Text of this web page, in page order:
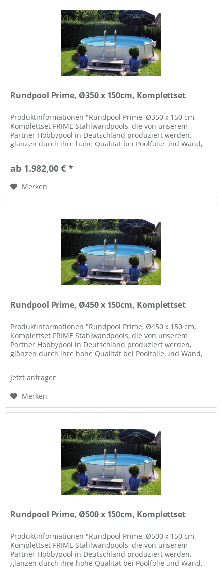
Rundpool Prime, Ø350 x 150cm, Komplettset
Produktinformationen "Rundpool Prime, Ø350 x 150 cm,
Komplettset PRIME Stahlwandpools, die von unserem
Partner Hobbypool in Deutschland produziert werden,
glänzen durch ihre hohe Qualität bei Poolfolie und Wand,
ab 1.982,00 € *
Merken
Rundpool Prime, Ø450 x 150cm, Komplettset
Produktinformationen "Rundpool Prime, Ø450 x 150 cm,
Komplettset PRIME Stahlwandpools, die von unserem
Partner Hobbypool in Deutschland produziert werden,
glänzen durch ihre hohe Qualität bei Poolfolie und Wand,
Jetzt anfragen
Merken
Rundpool Prime, Ø500 x 150cm, Komplettset
Produktinformationen "Rundpool Prime, Ø500 x 150 cm,
Komplettset PRIME Stahlwandpools, die von unserem
Partner Hobbypool in Deutschland produziert werden,
glänzen durch ihre hohe Qualität bei Poolfolie und Wand,